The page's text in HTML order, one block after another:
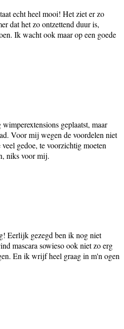
echt heel mooi! Het ziet er zo
dat het zo ontzettend duur is,
Ik wacht ook maar op een goede
geplaatst, maar
Voor mij wegen de voordelen niet
gedoe, te voorzichtig moeten
niks voor mij.
Eerlijk gezegd ben ik nog niet
mascara sowieso ook niet zo erg
En ik wrijf heel graag in m'n ogen